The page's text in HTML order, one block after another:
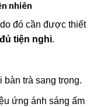
nhiên
đó cần được thiết
tiện nghi.
trà sang trọng.
ứng ánh sáng ấm